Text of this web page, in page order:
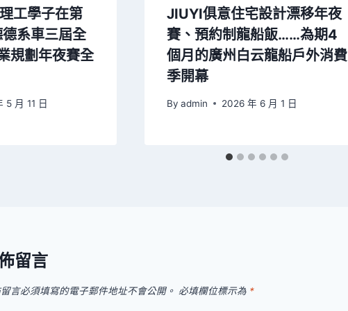
工學子在第
系車三屆全
規劃年夜賽全
5 月 11 日
JIUYI俱意住宅設計漂移年夜
賽、預約制龍船飯……為期4
個月的廣州白云龍船戶外消費
季開幕
By admin 2026 年 6 月 1 日
留言
言必須填寫的電子郵件地址不會公開。 必填欄位標示為 *